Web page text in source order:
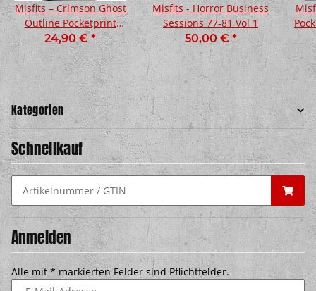
Misfits – Crimson Ghost
Outline Pocketprint
Sweatshirt, schwarz
24,90 € *
Misfits - Horror Business
Sessions 77-81 Vol 1
50,00 € *
Kategorien
Schnellkauf
Anmelden
Alle mit* markierten Felder sind Pflichtfelder.